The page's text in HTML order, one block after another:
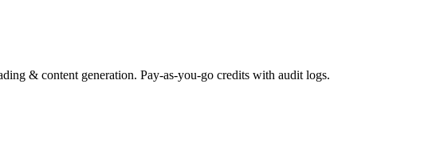
& content generation. Pay-as-you-go credits with audit logs.